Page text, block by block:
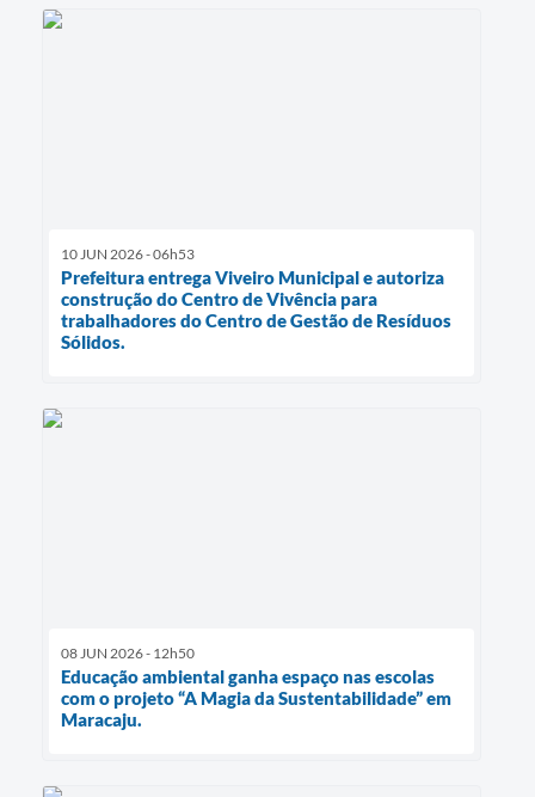
10 JUN 2026 - 06h53
Prefeitura entrega Viveiro Municipal e autoriza
construção do Centro de Vivência para
trabalhadores do Centro de Gestão de Resíduos
Sólidos.
08 JUN 2026 - 12h50
Educação ambiental ganha espaço nas escolas
com o projeto “A Magia da Sustentabilidade” em
Maracaju.